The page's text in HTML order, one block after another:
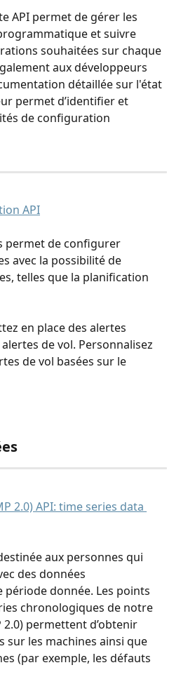
API permet de gérer les
et suivre
souhaitées sur chaque
aux développeurs
détaillée sur l'état
permet d’identifier et
de configuration
API
permet de configurer
avec la possibilité de
telles que la planification
en place des alertes
de vol. Personnalisez
de vol basées sur le
2.0) API: time series data
aux personnes qui
des données
période donnée. Les points
chronologiques de notre
2.0) permettent d’obtenir
les machines ainsi que
(par exemple, les défauts